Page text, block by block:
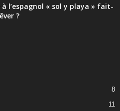
l’espagnol « sol y playa » fait-
?
8
11